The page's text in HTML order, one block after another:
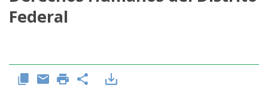
Federal